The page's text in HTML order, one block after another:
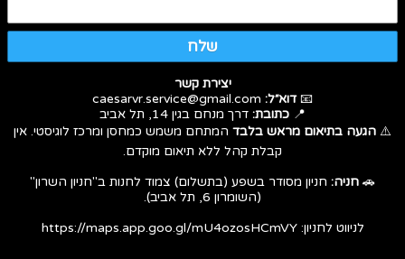
שלח
יצירת קשר
📧דוא״ל:
📍 כתובת: דרך מנחם בגין 14, תל אביב
⚠️ הגעה בתיאום מראש בלבד המתחם משמש כמחסן ומרכז לוגיסטי. אין
קבלת קהל ללא תיאום מוקדם.
🚗 חניה: חניון מסודר בשפע (בתשלום) צמוד לחנות ב"חניון השרון"
(השומרון 6, תל אביב).
לניווט לחניון:https://maps.app.goo.gl/mU4ozosHCmVY